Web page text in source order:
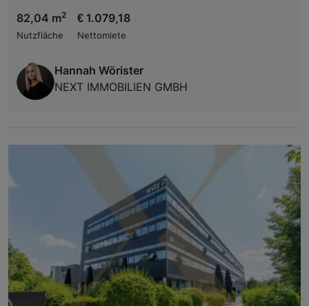
82,04 m2
Nutzfläche
€ 1.079,18
Nettomiete
Hannah Wörister
NEXT IMMOBILIEN GMBH